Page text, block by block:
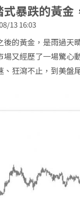
式暴跌的黃金
13 16:03
後的黃金，是雨過天
場又經歷了一場驚心
、狂瀉不止，到美盤